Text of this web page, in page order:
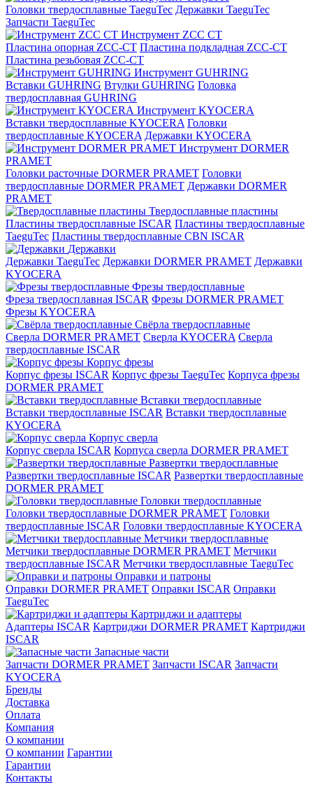
Головки твердосплавные TaeguTec Державки TaeguTec
Запчасти TaeguTec
Инструмент ZCС CT
Пластина опорная ZCC-CT Пластина подкладная ZCC-CT
Пластина резьбовая ZCC-CT
Инструмент GUHRING
Вставки GUHRING Втулки GUHRING Головка
твердосплавная GUHRING
Инструмент KYOCERA
Вставки твердосплавные KYOCERA Головки
твердосплавные KYOCERA Державки KYOCERA
Инструмент DORMER
PRAMET
Головки расточные DORMER PRAMET Головки
твердосплавные DORMER PRAMET Державки DORMER
PRAMET
Твердосплавные пластины
Пластины твердосплавные ISCAR Пластины твердосплавные
TaeguTec Пластины твердосплавные CBN ISCAR
Державки
Державки TaeguTec Державки DORMER PRAMET Державки
KYOCERA
Фрезы твердосплавные
Фреза твердосплавная ISCAR Фрезы DORMER PRAMET
Фрезы KYOCERA
Свёрла твердосплавные
Сверла DORMER PRAMET Сверла KYOCERA Сверла
твердосплавные ISCAR
Корпус фрезы
Корпус фрезы ISCAR Корпус фрезы TaeguTec Корпуса фрезы
DORMER PRAMET
Вставки твердосплавные
Вставки твердосплавные ISCAR Вставки твердосплавные
KYOCERA
Корпус сверла
Корпус сверла ISCAR Корпуса сверла DORMER PRAMET
Развертки твердосплавные
Развертки твердосплавные ISCAR Развертки твердосплавные
DORMER PRAMET
Головки твердосплавные
Головки твердосплавные DORMER PRAMET Головки
твердосплавные ISCAR Головки твердосплавные KYOCERA
Метчики твердосплавные
Метчики твердосплавные DORMER PRAMET Метчики
твердосплавные ISCAR Метчики твердосплавные TaeguTec
Оправки и патроны
Оправки DORMER PRAMET Оправки ISCAR Оправки
TaeguTec
Картриджи и адаптеры
Адаптеры ISCAR Картриджи DORMER PRAMET Картриджи
ISCAR
Запасные части
Запчасти DORMER PRAMET Запчасти ISCAR Запчасти
KYOCERA
Бренды
Доставка
Оплата
Компания
О компании
О компании Гарантии
Гарантии
Контакты